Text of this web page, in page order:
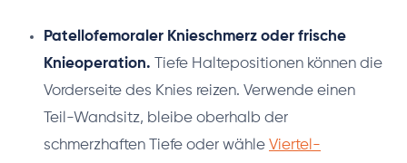
Patellofemoraler Knieschmerz oder frische
Knieoperation. Tiefe Haltepositionen können die
Vorderseite des Knies reizen. Verwende einen
Teil-Wandsitz, bleibe oberhalb der
schmerzhaften Tiefe oder wähle Viertel-